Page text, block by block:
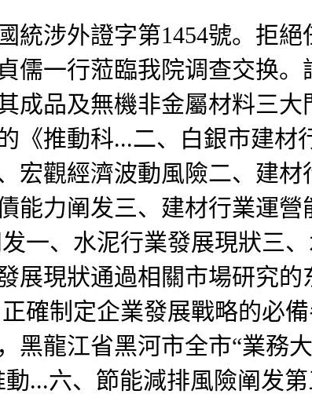
涉外證字第1454號。拒絕
儒一行蒞臨我院调查交换
成品及無機非金屬材料三
《推動科...二、白銀市建材
宏觀經濟波動風險二、建
能力阐发三、建材行業運
一、水泥行業發展現狀三
展現狀通過相關市場研究
確制定企業發展戰略的必
黑龍江省黑河市全市“業務
...六、節能減排風險阐发